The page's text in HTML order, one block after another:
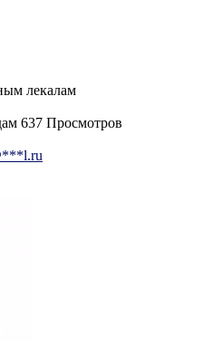
лекалам
637 Просмотров